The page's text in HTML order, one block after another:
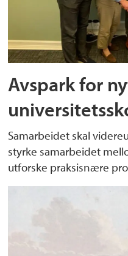
Avspark for
Samarbeidet skal
styrke samarbeidet
utforske praksisnære